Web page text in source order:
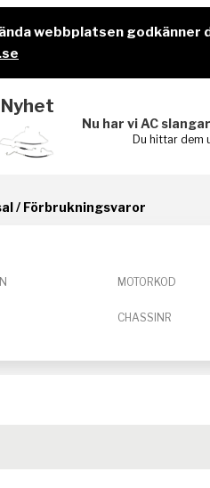
webbplatsen godkänner
Nyhet
Nu har vi AC
Du hittar dem
/ Förbrukningsvaror
MOTORKOD
CHASSINR